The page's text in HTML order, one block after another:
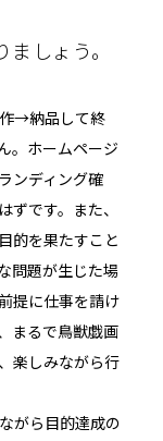
しょう。
作→納品して終
。ホームページ
ンディング確
です。また、
的を果たすこと
問題が生じた場
提に仕事を請け
まるで鳥獣戯画
楽しみながら行
がら目的達成の